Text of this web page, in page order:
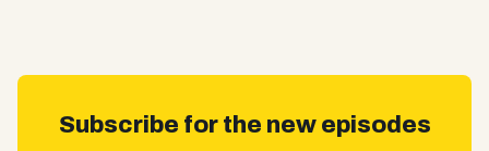
Subscribe for the new episodes